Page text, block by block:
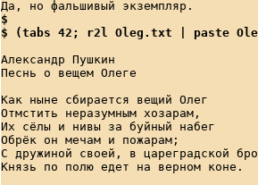
$
$ (tabs 42; r2l Oleg.txt | paste
Александр Пушкин
Песнь о вещем Олеге
Как ныне сбирается вещий Олег
Отмстить неразумным хозарам,
Их сёлы и нивы за буйный
Обрёк он мечам и пожарам;
С дружиной своей, в
Князь по полю едет на верном